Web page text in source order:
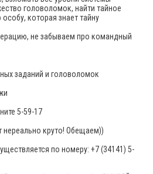
головоломок, найти тайное
которая знает тайну
не забываем про командный
заданий и головоломок
5-59-17
круто! Обещаем))
по номеру: +7 (34141) 5-